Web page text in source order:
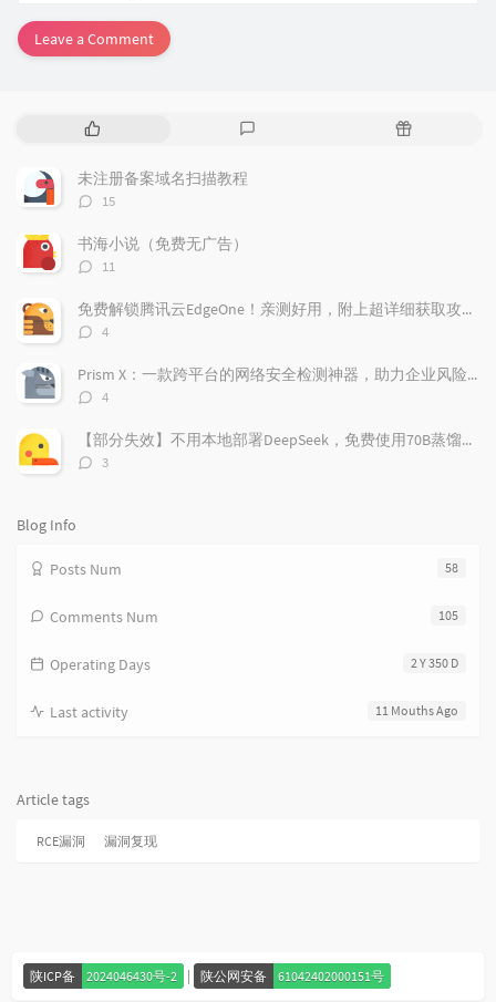
Leave a Comment
P
p
u
a
r
r
t
c
l
s
m
n
R
t
l
未注册备案域名扫描教程
评
数：
15
书海小说（免费无广告）
评
数：
11
免费解锁腾讯云EdgeOne！亲测好用，附上超详细获取攻略！
评
数：
4
Prism X：一款跨平台的网络安全检测神器，助力企业风险管理
评
数：
4
【部分失效】不用本地部署DeepSeek，免费使用70B蒸馏模型
评
3
Blog Info
58
Posts Num
105
Comments Num
2 Y 350 D
Operating Days
11 Mouths Ago
Last activity
Article tags
RCE漏洞 漏洞复现
陕ICP备 2024046430号-2 | 陕公网安备 61042402000151号